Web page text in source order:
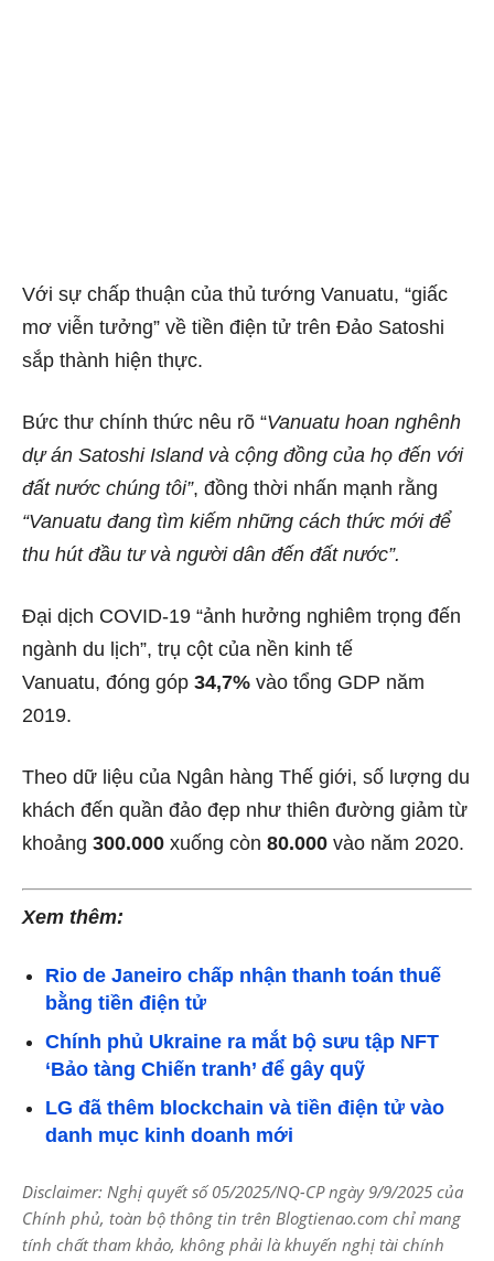
Với sự chấp thuận của thủ tướng Vanuatu, “giấc
mơ viễn tưởng” về tiền điện tử trên Đảo Satoshi
sắp thành hiện thực.
Bức thư chính thức nêu rõ “Vanuatu hoan nghênh
dự án Satoshi Island và cộng đồng của họ đến với
đất nước chúng tôi”, đồng thời nhấn mạnh rằng
“Vanuatu đang tìm kiếm những cách thức mới để
thu hút đầu tư và người dân đến đất nước”.
Đại dịch COVID-19 “ảnh hưởng nghiêm trọng đến
ngành du lịch”, trụ cột của nền kinh tế
Vanuatu, đóng góp 34,7% vào tổng GDP năm
2019.
Theo dữ liệu của Ngân hàng Thế giới, số lượng du
khách đến quần đảo đẹp như thiên đường giảm từ
khoảng 300.000 xuống còn 80.000 vào năm 2020.
Xem thêm:
Rio de Janeiro chấp nhận thanh toán thuế
bằng tiền điện tử
Chính phủ Ukraine ra mắt bộ sưu tập NFT
‘Bảo tàng Chiến tranh’ để gây quỹ
LG đã thêm blockchain và tiền điện tử vào
danh mục kinh doanh mới
Disclaimer: Nghị quyết số 05/2025/NQ-CP ngày 9/9/2025 của
Chính phủ, toàn bộ thông tin trên Blogtienao.com chỉ mang
tính chất tham khảo, không phải là khuyến nghị tài chính